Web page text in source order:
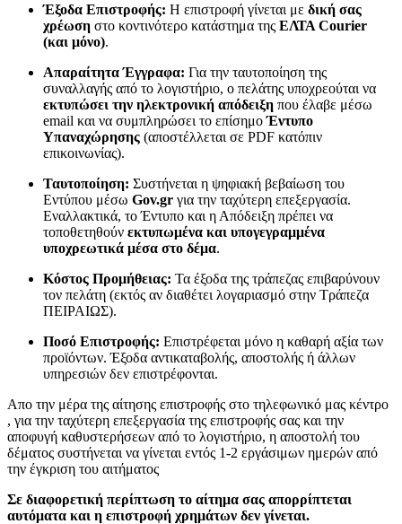
Έξοδα Επιστροφής: Η επιστροφή γίνεται με δική σας
χρέωση στο κοντινότερο κατάστημα της ΕΛΤΑ Courier
(και μόνο).
Απαραίτητα Έγγραφα: Για την ταυτοποίηση της
συναλλαγής από το λογιστήριο, ο πελάτης υποχρεούται να
εκτυπώσει την ηλεκτρονική απόδειξη που έλαβε μέσω
email και να συμπληρώσει το επίσημοΈντυπο
Υπαναχώρησης (αποστέλλεται σε PDF κατόπιν
επικοινωνίας).
Ταυτοποίηση: Συστήνεται η ψηφιακή βεβαίωση του
Εντύπου μέσω Gov.gr για την ταχύτερη επεξεργασία.
Εναλλακτικά, το Έντυπο και η Απόδειξη πρέπει να
τοποθετηθούν εκτυπωμένα και υπογεγραμμένα
υποχρεωτικά μέσα στο δέμα.
Κόστος Προμήθειας: Τα έξοδα της τράπεζας επιβαρύνουν
τον πελάτη (εκτός αν διαθέτει λογαριασμό στην Τράπεζα
ΠΕΙΡΑΙΩΣ).
Ποσό Επιστροφής: Επιστρέφεται μόνο η καθαρή αξία των
προϊόντων. Έξοδα αντικαταβολής, αποστολής ή άλλων
υπηρεσιών δεν επιστρέφονται.
Απο την μέρα της αίτησης επιστροφής στο τηλεφωνικό μας κέντρο
, για την ταχύτερη επεξεργασία της επιστροφής σας και την
αποφυγή καθυστερήσεων από το λογιστήριο, η αποστολή του
δέματος συστήνεται να γίνεται εντός 1-2 εργάσιμων ημερών από
την έγκριση του αιτήματος
Σε διαφορετική περίπτωση το αίτημα σας απορρίπτεται
αυτόματα και η επιστροφή χρημάτων δεν γίνεται.